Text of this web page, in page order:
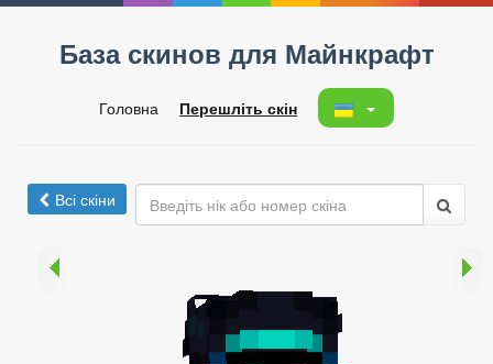
База скинов для Майнкрафт
Головна Перешліть скін
Всі скіни